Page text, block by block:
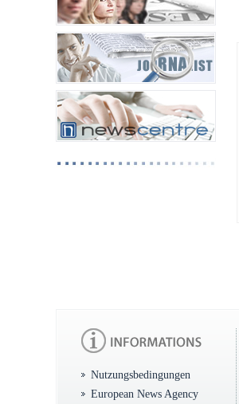
Nutzungsbedingungen
European News Agency